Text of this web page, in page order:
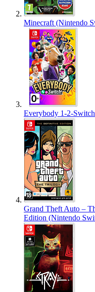
Minecraft (Nintendo
Everybody 1-2-
Grand Theft Auto –
Edition (Nintendo